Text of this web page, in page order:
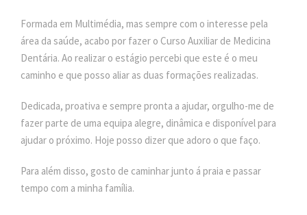
Formada em Multimédia, mas sempre com o interesse pela
área da saúde, acabo por fazer o Curso Auxiliar de Medicina
Dentária. Ao realizar o estágio percebi que este é o meu
caminho e que posso aliar as duas formações realizadas.
Dedicada, proativa e sempre pronta a ajudar, orgulho-me de
fazer parte de uma equipa alegre, dinâmica e disponível para
ajudar o próximo. Hoje posso dizer que adoro o que faço.
Para além disso, gosto de caminhar junto á praia e passar
tempo com a minha família.